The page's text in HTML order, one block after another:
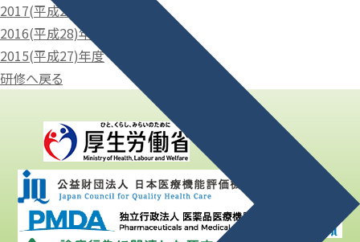
2017(平成29)年度
2016(平成28)年度
2015(平成27)年度
研修へ戻る